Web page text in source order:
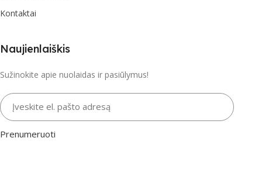
Kontaktai
Naujienlaiškis
Sužinokite apie nuolaidas ir pasiūlymus!
Įveskite el. pašto adresą
Prenumeruoti